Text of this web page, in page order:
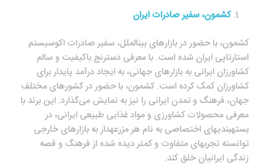
کشمون، سفیر صادرات ایران
کشمون، با حضور در بازارهای بین‎الملل، سفیر صادرات اکوسیستم
استارت‎اپی ایران شده است. با معرفی دسترنج باکیفیت و سالم
کشاورزان ایرانی به بازارهای جهانی، به ایجاد درآمد پایدار برای
کشاورزان کمک کرده است. کشمون، با حضور در کشورهای مختلف
جهان، فرهنگ و تمدن ایرانی را نیز به نمایش می‌گذارد. این برند با
معرفی محصولات کشاورزی و مواد غذایی طبیعی ایرانی، در
بسته‎بندی‎های اختصاصی به نام هر مزرعه‎دار به بازارهای خارجی
توانسته تجربه‎ای متفاوت و کمتر دیده شده از فرهنگ و قصه
زندگی ایرانیان خلق کند.